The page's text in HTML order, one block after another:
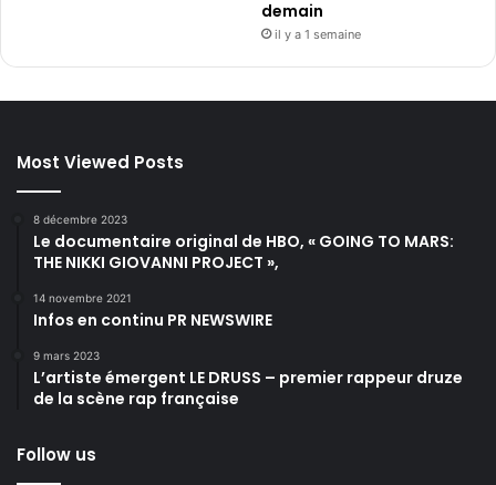
demain
il y a 1 semaine
Most Viewed Posts
8 décembre 2023
Le documentaire original de HBO, « GOING TO MARS:
THE NIKKI GIOVANNI PROJECT »,
14 novembre 2021
Infos en continu PR NEWSWIRE
9 mars 2023
L’artiste émergent LE DRUSS – premier rappeur druze
de la scène rap française
Follow us